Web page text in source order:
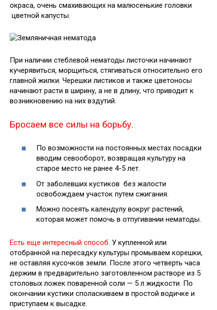
окраса, очень смахивающих на малюсенькие головки
цветной капусты.
При наличии стеблевой нематоды листочки начинают
кучерявиться, морщиться, стягиваться относительно его
главной жилки. Черешки листиков и также цветоносы
начинают расти в ширину, а не в длину, что приводит к
возникновению на них вздутий.
Бросаем все силы на борьбу.
По возможности на постоянных местах посадки
вводим севооборот, возвращая культуру на
старое место не ранее 4-5 лет.
От заболевших кустиков без жалости
освобождаем участок путем сжигания.
Можно посеять календулу вокруг растений,
которая может помочь в отпугивании нематоды.
Есть еще интересный способ. У купленной или
отобранной на пересадку культуры промываем корешки,
не оставляя кусочков земли. После этого четверть часа
держим в предварительно заготовленном растворе из 5
столовых ложек поваренной соли — 5 л жидкости. По
окончании кустики споласкиваем в простой водичке и
приступаем к высадке.